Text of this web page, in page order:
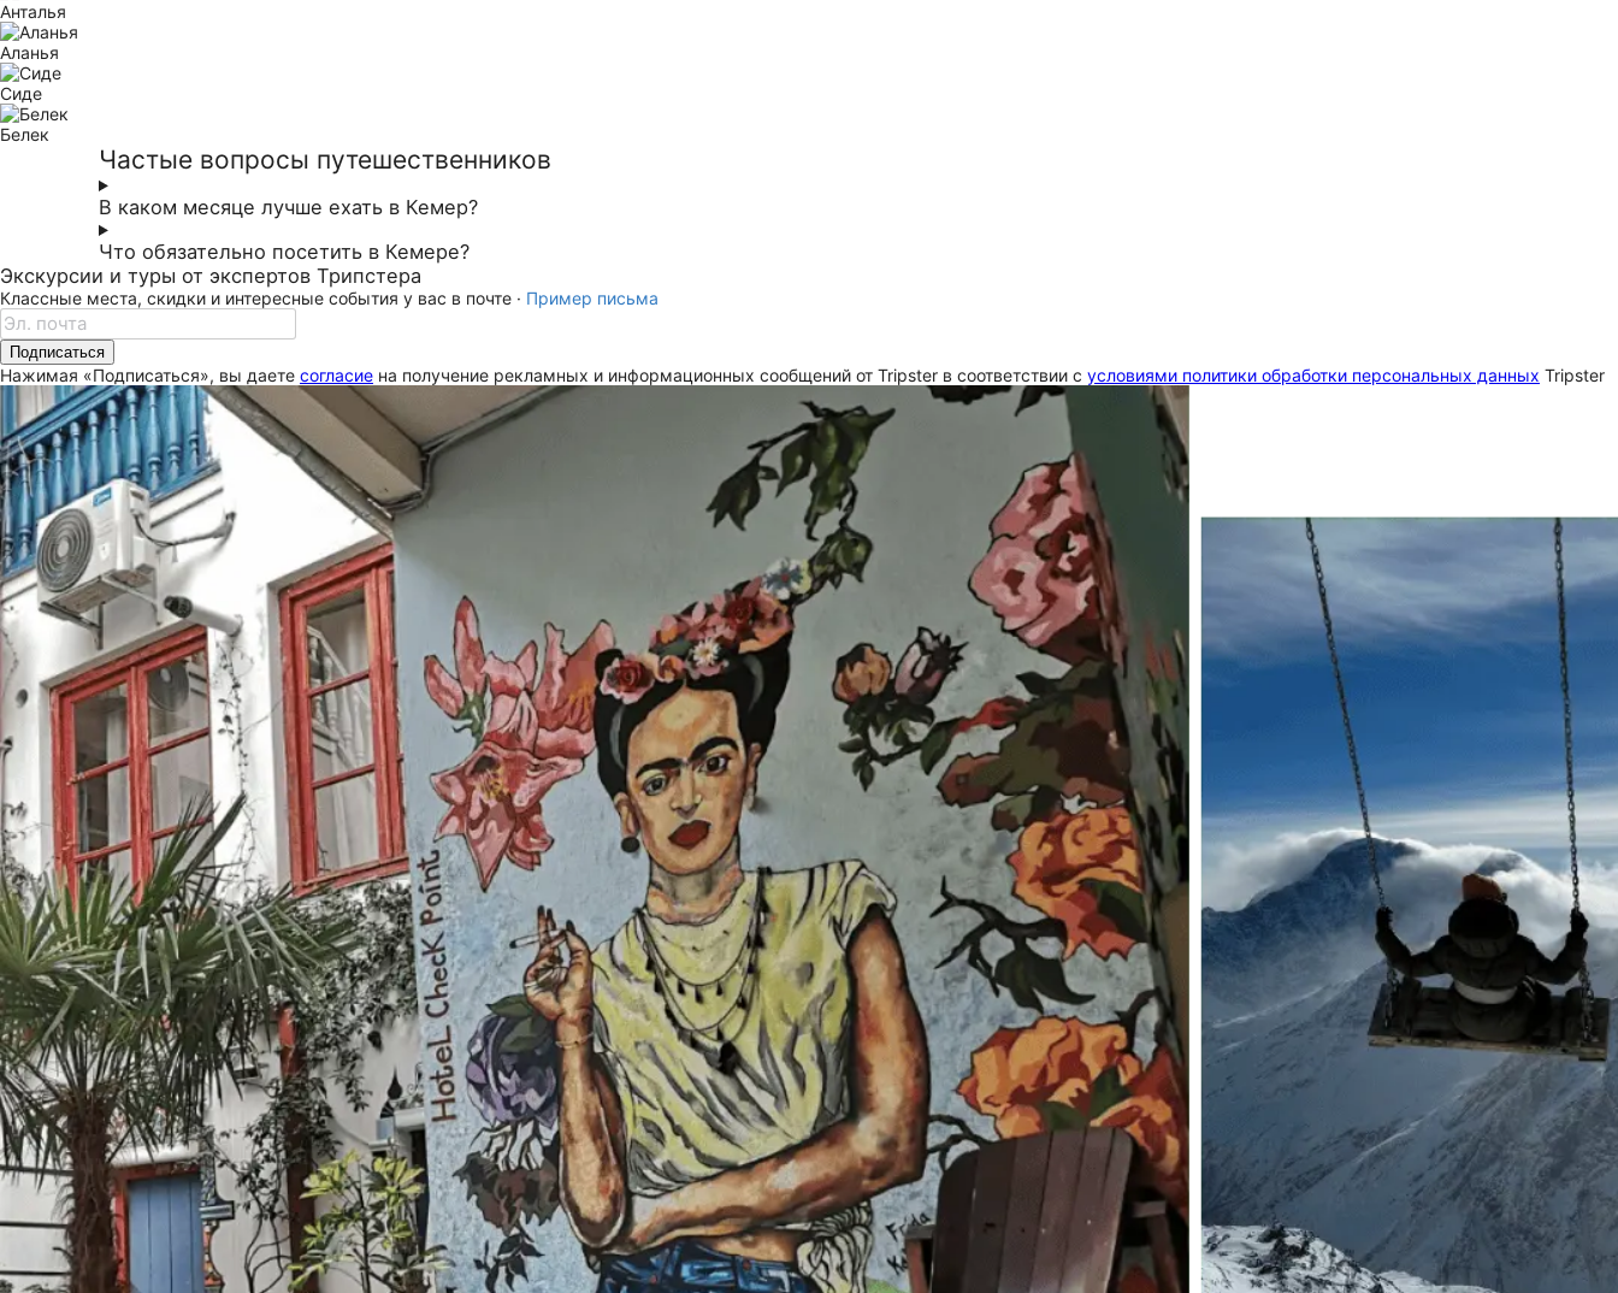
Анталья
Аланья
Сиде
Белек
Частые вопросы путешественников
В каком месяце лучше ехать в Кемер?
Что обязательно посетить в Кемере?
Экскурсии и туры от экспертов Трипстера
Классные места, скидки и интересные события у вас в почте · Пример письма
Подписаться
Нажимая «Подписаться», вы даете согласие на получение рекламных и информационных сообщений от Tripster в соответствии c условиями политики обработки персональных данных Tripster